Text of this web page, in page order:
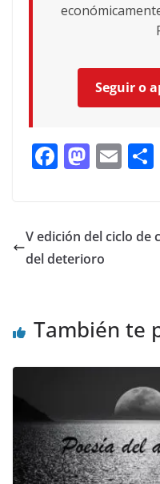
Seguir o
F
b
o
M
d
o
E
l
V edición del ciclo de
del deterioro
También te